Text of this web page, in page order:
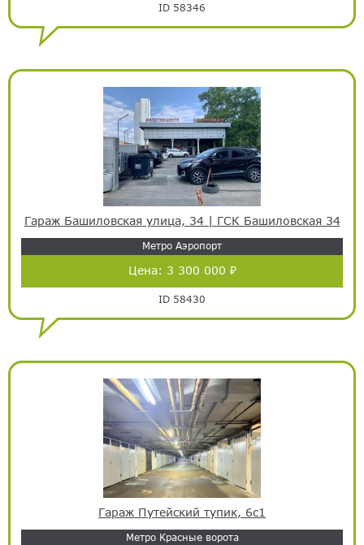
ID 58346
Гараж Башиловская улица, 34 | ГСК Башиловская 34
Метро Аэропорт
Цена: 3 300 000 ₽
ID 58430
Гараж Путейский тупик, 6с1
Метро Красные ворота